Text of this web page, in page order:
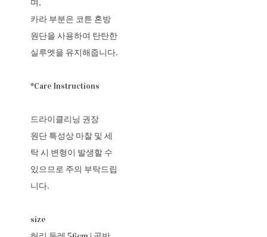
며,
카라 부분은 코튼 혼방
원단을 사용하여 탄탄한
실루엣을 유지해줍니다.
*Care Instructions
드라이클리닝 권장
원단 특성상 마찰 및 세
탁 시 변형이 발생할 수
있으므로 주의 부탁드립
니다.
size